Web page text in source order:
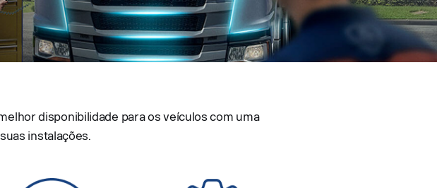
disponibilidade para os veículos com uma
instalações.